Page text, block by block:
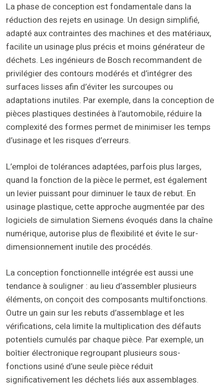
La phase de conception est fondamentale dans la
réduction des rejets en usinage. Un design simplifié,
adapté aux contraintes des machines et des matériaux,
facilite un usinage plus précis et moins générateur de
déchets. Les ingénieurs de Bosch recommandent de
privilégier des contours modérés et d’intégrer des
surfaces lisses afin d’éviter les surcoupes ou
adaptations inutiles. Par exemple, dans la conception de
pièces plastiques destinées à l’automobile, réduire la
complexité des formes permet de minimiser les temps
d’usinage et les risques d’erreurs.
L’emploi de tolérances adaptées, parfois plus larges,
quand la fonction de la pièce le permet, est également
un levier puissant pour diminuer le taux de rebut. En
usinage plastique, cette approche augmentée par des
logiciels de simulation Siemens évoqués dans la chaîne
numérique, autorise plus de flexibilité et évite le sur-
dimensionnement inutile des procédés.
La conception fonctionnelle intégrée est aussi une
tendance à souligner : au lieu d’assembler plusieurs
éléments, on conçoit des composants multifonctions.
Outre un gain sur les rebuts d’assemblage et les
vérifications, cela limite la multiplication des défauts
potentiels cumulés par chaque pièce. Par exemple, un
boîtier électronique regroupant plusieurs sous-
fonctions usiné d’une seule pièce réduit
significativement les déchets liés aux assemblages.